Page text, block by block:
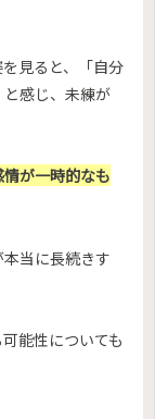
見ると、「自分
感じ、未練が
が一時的なも
当に長続きす
能性についても